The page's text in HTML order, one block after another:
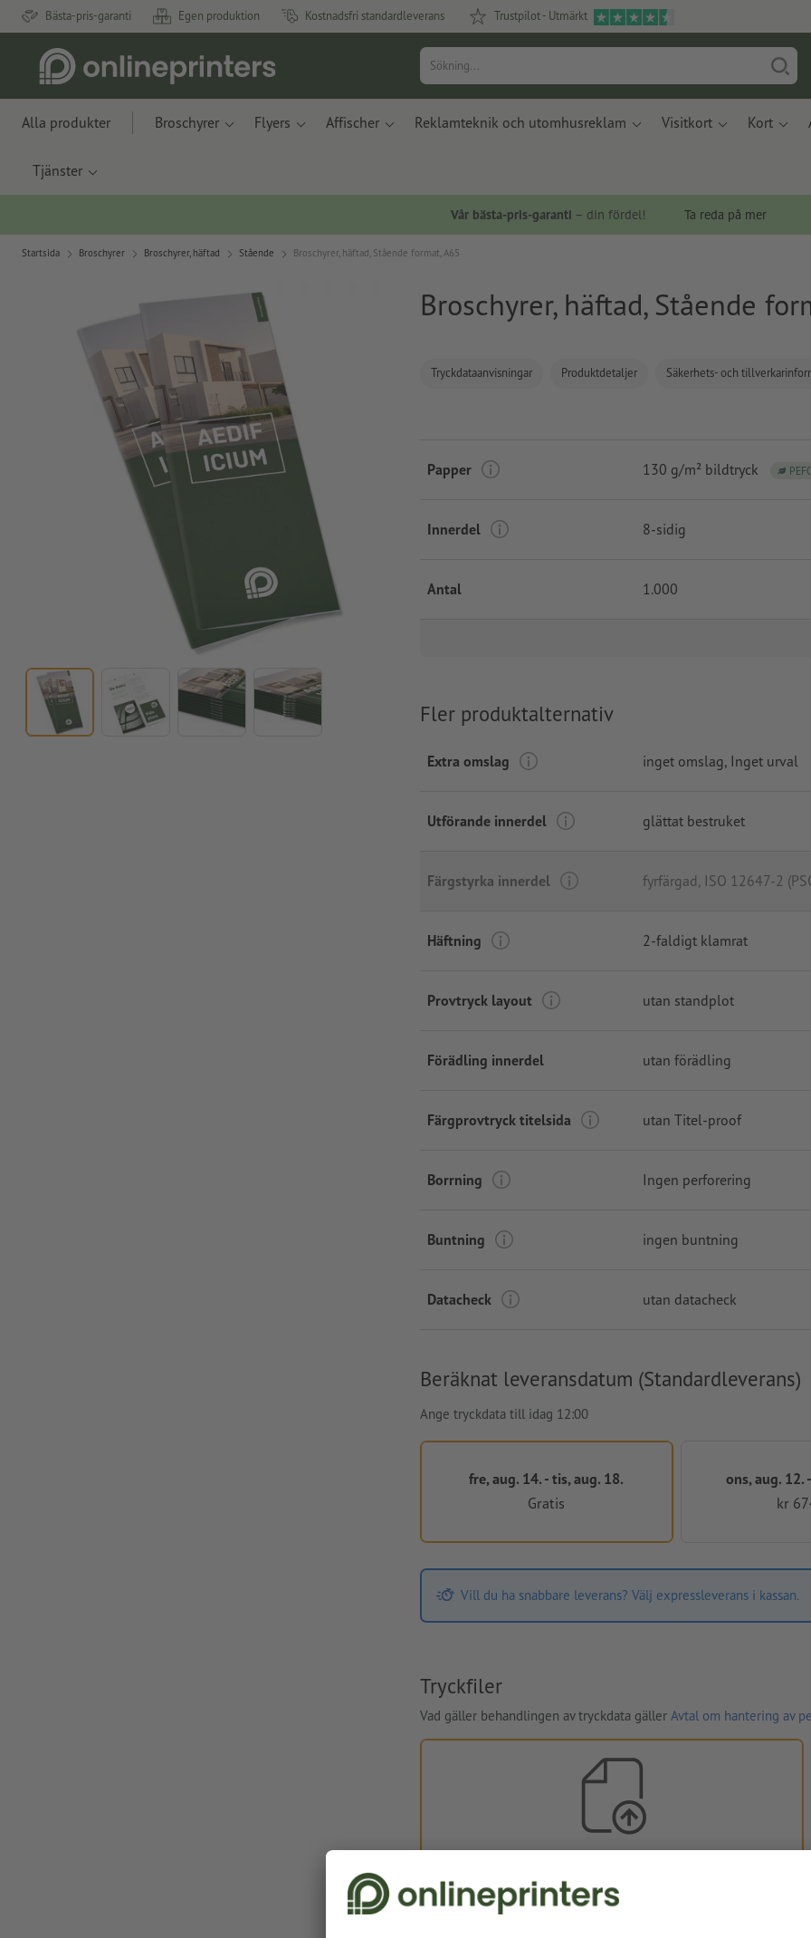
Bästa-pris-garanti Egen produktion Kostnadsfri standardleverans Trustpilot - Utmärkt
Alla produkter Broschyrer Flyers Affischer Reklamteknik och utomhusreklam Visitkort Kort
Tjänster
Vår bästa-pris-garanti – din fördel! Ta reda på mer
Startsida Broschyrer Broschyrer, häftad Stående Broschyrer, häftad, Stående format, A65
Broschyrer, häftad, Stående
Tryckdataanvisningar Produktdetaljer Säkerhets- och
Papper 130 g/m² bildtryck
Innerdel 8-sidig
Antal 1.000
Fler produktalternativ
Extra omslag inget omslag, Inget urval
Utförande innerdel glättat bestruket
Färgstyrka innerdel fyrfärgad, ISO 12647-2
Häftning 2-faldigt klamrat
Provtryck layout utan standplot
Förädling innerdel utan förädling
Färgprovtryck titelsida utan Titel-proof
Borrning Ingen perforering
Buntning ingen buntning
Datacheck utan datacheck
Beräknat leveransdatum (Standardleverans)
Ange tryckdata till idag 12:00
fre, aug. 14. - tis, aug. 18.
Gratis
ons, aug. 12.
kr
Vill du ha snabbare leverans? Välj expressleverans i kassan.
Tryckfiler
Vad gäller behandlingen av tryckdata gäller Avtal om hantering av
Du kan ladda upp dina tryckdata före eller efter köpet.